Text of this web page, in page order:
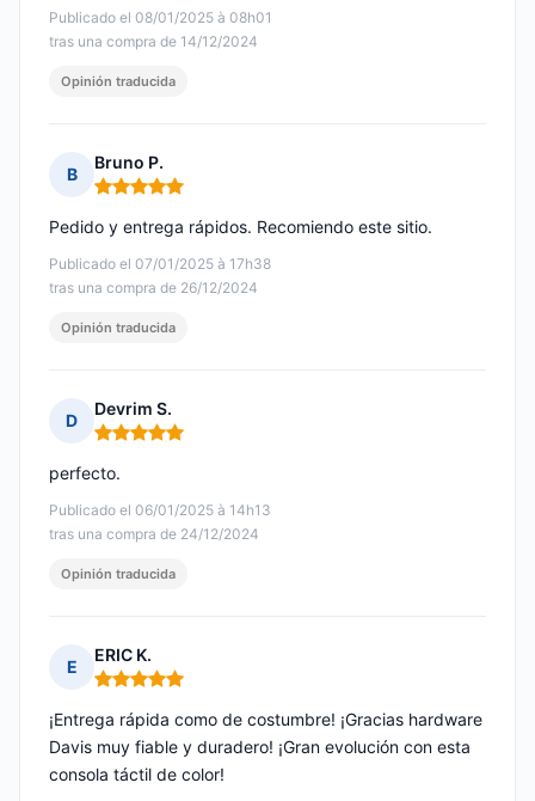
Publicado el 08/01/2025 à 08h01
tras una compra de 14/12/2024
Opinión traducida
B
Bruno P.
Nota: 5 de 5
Publicado el 07/01/2025 à 17h38
tras una compra de 26/12/2024
Pedido y entrega rápidos. Recomiendo este sitio.
Opinión traducida
D
Devrim S.
Nota: 5 de 5
Publicado el 06/01/2025 à 14h13
tras una compra de 24/12/2024
perfecto.
Opinión traducida
E
ERIC K.
Nota: 5 de 5
¡Entrega rápida como de costumbre! ¡Gracias hardware
Davis muy fiable y duradero! ¡Gran evolución con esta
consola táctil de color!